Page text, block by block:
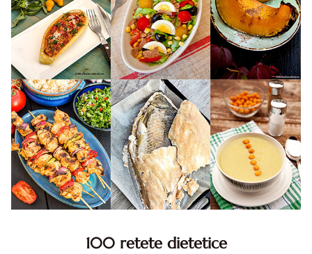
100 retete dietetice